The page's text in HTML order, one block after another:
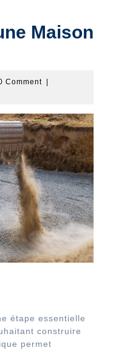
Maison
Comment
étape essentielle
construire
permet